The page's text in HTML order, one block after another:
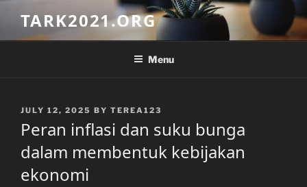
content
TARK2021.ORG
Menu
POSTED
JULY 12, 2025 BY TEREA123
Peran inflasi dan suku bunga
dalam membentuk kebijakan
ekonomi